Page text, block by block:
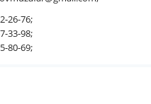
26-76;
33-98;
80-69;